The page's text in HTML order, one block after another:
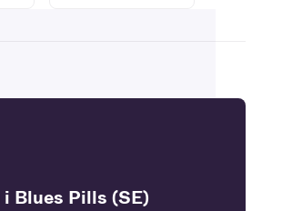
Blues Pills (SE)